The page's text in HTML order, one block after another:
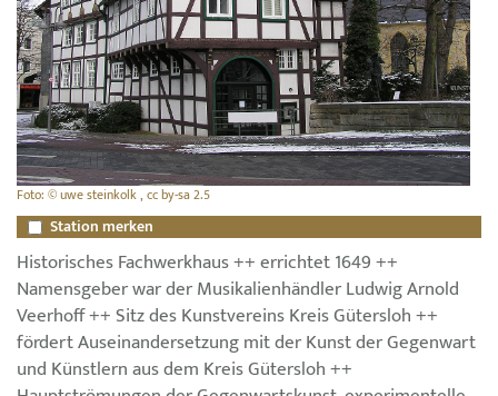
Foto: © uwe steinkolk , cc by-sa 2.5
Station merken
Historisches Fachwerkhaus ++ errichtet 1649 ++
Namensgeber war der Musikalienhändler Ludwig Arnold
Veerhoff ++ Sitz des Kunstvereins Kreis Gütersloh ++
fördert Auseinandersetzung mit der Kunst der Gegenwart
und Künstlern aus dem Kreis Gütersloh ++